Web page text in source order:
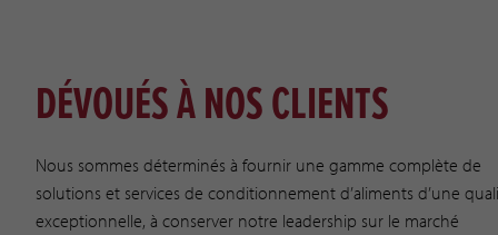
DÉVOUÉS À NOS CLIENTS
Nous sommes déterminés à fournir une gamme complète de
solutions et services de conditionnement d’aliments d’une
exceptionnelle, à conserver notre leadership sur le marché